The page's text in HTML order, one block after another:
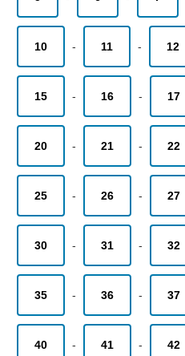
10 - 11 - 12
15 - 16 - 17
20 - 21 - 22
25 - 26 - 27
30 - 31 - 32
35 - 36 - 37
40 - 41 - 42